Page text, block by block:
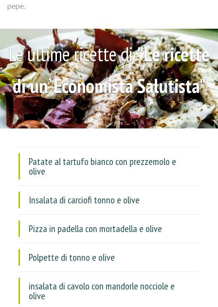
pepe.
Le ultime ricette di"Le ricette
di un`Economista Salutista"
Patate al tartufo bianco con prezzemolo e
olive
Insalata di carciofi tonno e olive
Pizza in padella con mortadella e olive
Polpette di tonno e olive
insalata di cavolo con mandorle nocciole e
olive